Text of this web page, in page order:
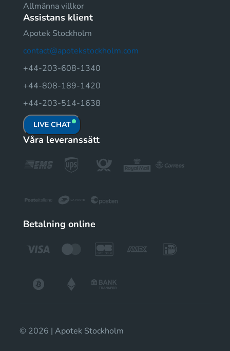
Allmänna villkor
Assistans klient
Apotek Stockholm
contact@apotekstockholm.com
+44-203-608-1340
+44-808-189-1420
+44-203-514-1638
LIVE CHAT
Våra leveranssätt
Betalning online
© 2026 | Apotek Stockholm